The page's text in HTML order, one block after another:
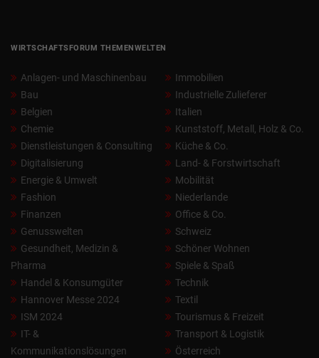
WIRTSCHAFTSFORUM THEMENWELTEN
Anlagen- und Maschinenbau
Bau
Belgien
Chemie
Dienstleistungen & Consulting
Digitalisierung
Energie & Umwelt
Fashion
Finanzen
Genusswelten
Gesundheit, Medizin &
Pharma
Handel & Konsumgüter
Hannover Messe 2024
ISM 2024
IT- &
Kommunikationslösungen
Immobilien
Industrielle Zulieferer
Italien
Kunststoff, Metall, Holz & Co.
Küche & Co.
Land- & Forstwirtschaft
Mobilität
Niederlande
Office & Co.
Schweiz
Schöner Wohnen
Spiele & Spaß
Technik
Textil
Tourismus & Freizeit
Transport & Logistik
Österreich